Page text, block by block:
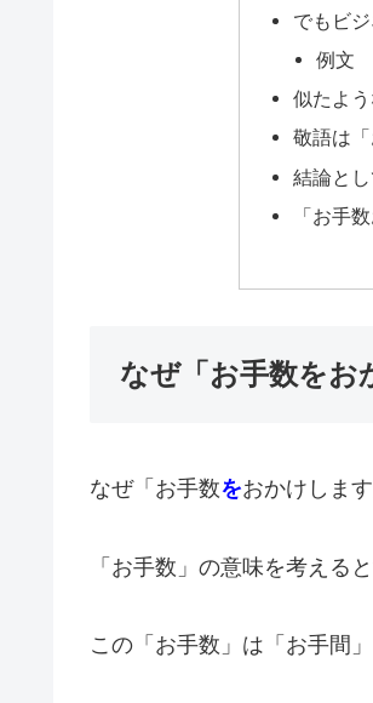
でもビ
例文
似たよ
敬語は
結論と
「お手
なぜ「お手数をお
なぜ「お手数をおかけしま
「お手数」の意味を考える
この「お手数」は「お手間